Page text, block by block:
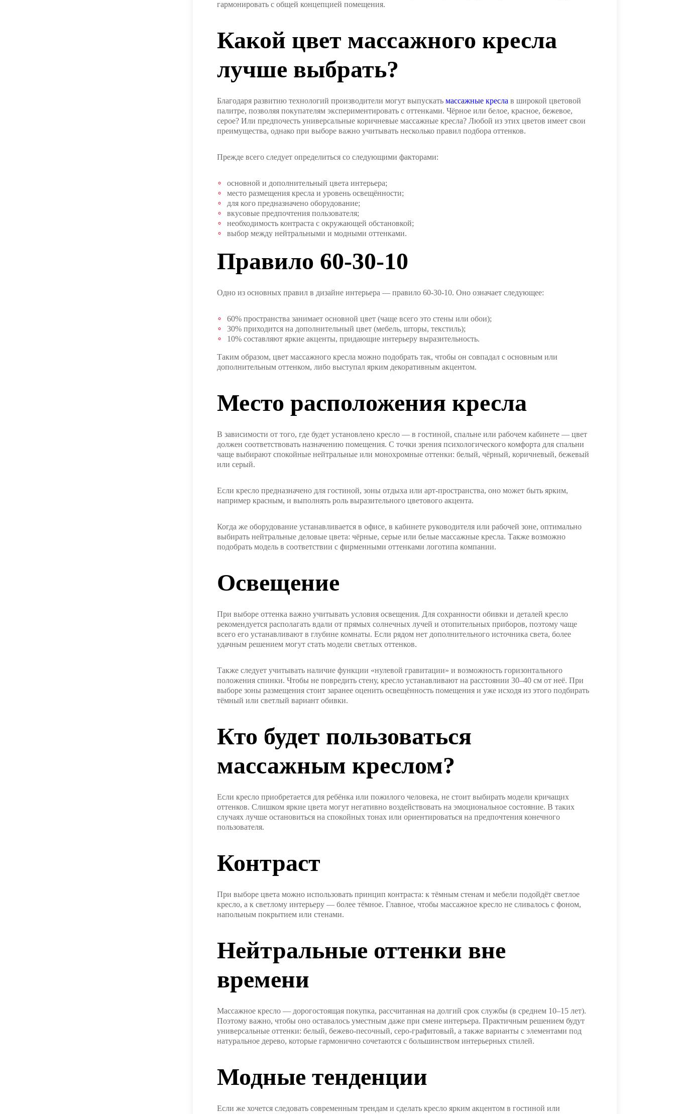
гармонировать с общей концепцией помещения.
Какой цвет массажного кресла
лучше выбрать?
Благодаря развитию технологий производители могут выпускать массажные кресла в широкой цветовой
палитре, позволяя покупателям экспериментировать с оттенками. Чёрное или белое, красное, бежевое,
серое? Или предпочесть универсальные коричневые массажные кресла? Любой из этих цветов имеет свои
преимущества, однако при выборе важно учитывать несколько правил подбора оттенков.
Прежде всего следует определиться со следующими факторами:
основной и дополнительный цвета интерьера;
место размещения кресла и уровень освещённости;
для кого предназначено оборудование;
вкусовые предпочтения пользователя;
необходимость контраста с окружающей обстановкой;
выбор между нейтральными и модными оттенками.
Правило 60-30-10
Одно из основных правил в дизайне интерьера — правило 60-30-10. Оно означает следующее:
60% пространства занимает основной цвет (чаще всего это стены или обои);
30% приходится на дополнительный цвет (мебель, шторы, текстиль);
10% составляют яркие акценты, придающие интерьеру выразительность.
Таким образом, цвет массажного кресла можно подобрать так, чтобы он совпадал с основным или
дополнительным оттенком, либо выступал ярким декоративным акцентом.
Место расположения кресла
В зависимости от того, где будет установлено кресло — в гостиной, спальне или рабочем кабинете — цвет
должен соответствовать назначению помещения. С точки зрения психологического комфорта для спальни
чаще выбирают спокойные нейтральные или монохромные оттенки: белый, чёрный, коричневый, бежевый
или серый.
Если кресло предназначено для гостиной, зоны отдыха или арт-пространства, оно может быть ярким,
например красным, и выполнять роль выразительного цветового акцента.
Когда же оборудование устанавливается в офисе, в кабинете руководителя или рабочей зоне, оптимально
выбирать нейтральные деловые цвета: чёрные, серые или белые массажные кресла. Также возможно
подобрать модель в соответствии с фирменными оттенками логотипа компании.
Освещение
При выборе оттенка важно учитывать условия освещения. Для сохранности обивки и деталей кресло
рекомендуется располагать вдали от прямых солнечных лучей и отопительных приборов, поэтому чаще
всего его устанавливают в глубине комнаты. Если рядом нет дополнительного источника света, более
удачным решением могут стать модели светлых оттенков.
Также следует учитывать наличие функции «нулевой гравитации» и возможность горизонтального
положения спинки. Чтобы не повредить стену, кресло устанавливают на расстоянии 30–40 см от неё. При
выборе зоны размещения стоит заранее оценить освещённость помещения и уже исходя из этого подбирать
тёмный или светлый вариант обивки.
Кто будет пользоваться
массажным креслом?
Если кресло приобретается для ребёнка или пожилого человека, не стоит выбирать модели кричащих
оттенков. Слишком яркие цвета могут негативно воздействовать на эмоциональное состояние. В таких
случаях лучше остановиться на спокойных тонах или ориентироваться на предпочтения конечного
пользователя.
Контраст
При выборе цвета можно использовать принцип контраста: к тёмным стенам и мебели подойдёт светлое
кресло, а к светлому интерьеру — более тёмное. Главное, чтобы массажное кресло не сливалось с фоном,
напольным покрытием или стенами.
Нейтральные оттенки вне
времени
Массажное кресло — дорогостоящая покупка, рассчитанная на долгий срок службы (в среднем 10–15 лет).
Поэтому важно, чтобы оно оставалось уместным даже при смене интерьера. Практичным решением будут
универсальные оттенки: белый, бежево-песочный, серо-графитовый, а также варианты с элементами под
натуральное дерево, которые гармонично сочетаются с большинством интерьерных стилей.
Модные тенденции
Если же хочется следовать современным трендам и сделать кресло ярким акцентом в гостиной или